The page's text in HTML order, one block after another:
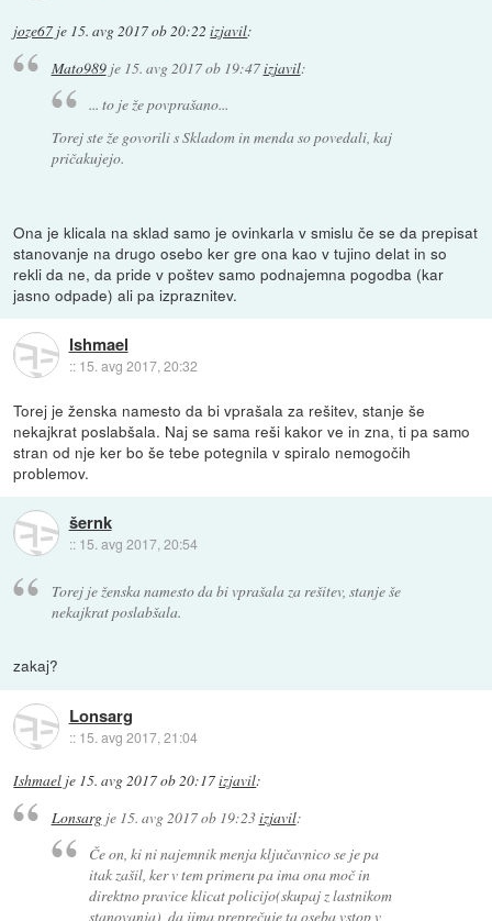
joze67 je 15. avg 2017 ob 20:22 izjavil:
Mato989je 15. avg 2017 ob 19:47izjavil:
... to je že povprašano...
Torej ste že govorili s Skladom in menda so povedali, kaj
pričakujejo.
Ona je klicala na sklad samo je ovinkarla v smislu če se da prepisat
stanovanje na drugo osebo ker gre ona kao v tujino delat in so
rekli da ne, da pride v poštev samo podnajemna pogodba (kar
jasno odpade) ali pa izpraznitev.
Ishmael
:: 15. avg 2017, 20:32
Torej je ženska namesto da bi vprašala za rešitev, stanje še
nekajkrat poslabšala. Naj se sama reši kakor ve in zna, ti pa samo
stran od nje ker bo še tebe potegnila v spiralo nemogočih
problemov.
šernk
:: 15. avg 2017, 20:54
Torej je ženska namesto da bi vprašala za rešitev, stanje še
nekajkrat poslabšala.
zakaj?
Lonsarg
:: 15. avg 2017, 21:04
Ishmael je 15. avg 2017 ob 20:17izjavil:
Lonsargje 15. avg 2017 ob 19:23izjavil:
Če on, ki ni najemnik menja ključavnico se je pa
itak zašil, ker v tem primeru pa ima ona moč in
direktno pravice klicat policijo(skupaj z lastnikom
stanovanja), da jima preprečuje ta oseba vstop v